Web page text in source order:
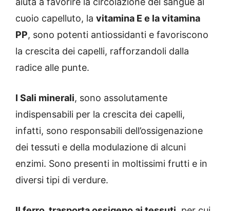
cuoio capelluto, la vitamina E e la vitamina
PP, sono potenti antiossidanti e favoriscono
la crescita dei capelli, rafforzandoli dalla
radice alle punte.
I Sali minerali, sono assolutamente
indispensabili per la crescita dei capelli,
infatti, sono responsabili dell’ossigenazione
dei tessuti e della modulazione di alcuni
enzimi. Sono presenti in moltissimi frutti e in
diversi tipi di verdure.